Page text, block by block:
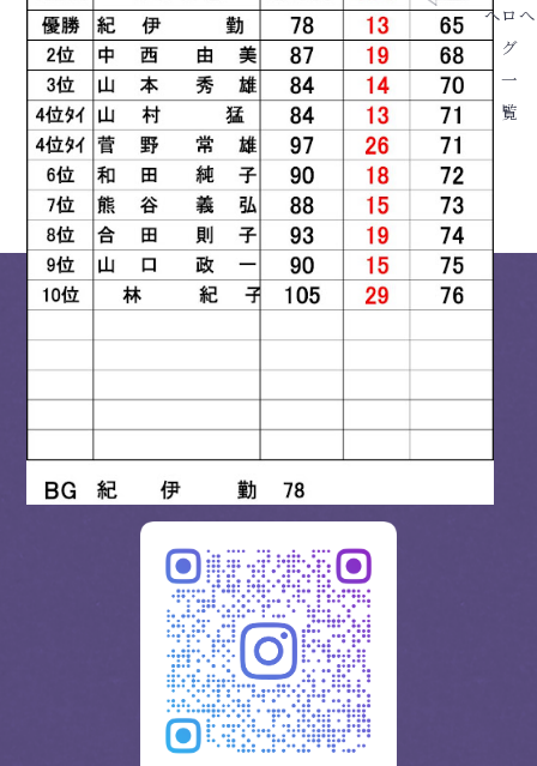
へロ
グ
一
覧
へ